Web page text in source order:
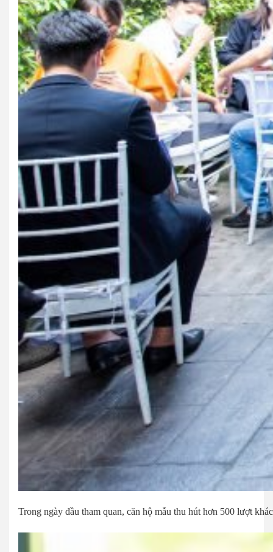
Trong ngày đầu tham quan, căn hộ mẫu thu hút hơn 500 lượt